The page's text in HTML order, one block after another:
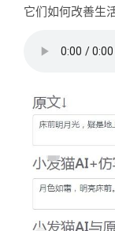
它们如何改善生活